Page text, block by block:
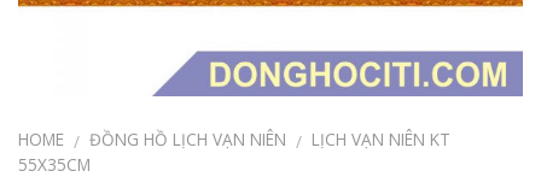
HOME / ĐỒNG HỒ LỊCH VẠN NIÊN / LỊCH VẠN NIÊN KT
55X35CM